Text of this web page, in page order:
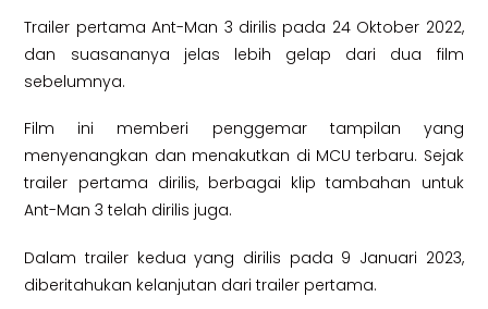
Trailer pertama Ant-Man 3 dirilis pada 24 Oktober 2022,
dan suasananya jelas lebih gelap dari dua film
sebelumnya.
Film ini memberi penggemar tampilan yang
menyenangkan dan menakutkan di MCU terbaru. Sejak
trailer pertama dirilis, berbagai klip tambahan untuk
Ant-Man 3 telah dirilis juga.
Dalam trailer kedua yang dirilis pada 9 Januari 2023,
diberitahukan kelanjutan dari trailer pertama.